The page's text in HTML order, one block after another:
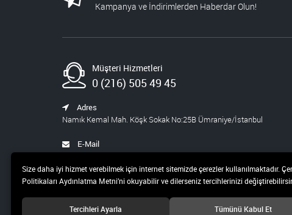
Kampanya ve İndirimlerden Haberdar Olun!
Müşteri Hizmetleri
0 (216) 505 49 45
Adres
Namık Kemal Mah. Köşk Sokak No:25B Ümraniye/İstanbul
E-Mail
satis@pusula.com
Size daha iyi hizmet verebilmek için internet sitemizde çerezler kullanılmaktadır.
Politikaları Aydınlatma Metni’ni okuyabilir ve dilerseniz tercihlerinizi
Tercihleri Ayarla Tümünü Kabul Et